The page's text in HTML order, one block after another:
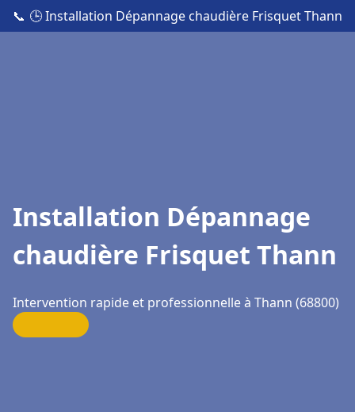
📞 🕒 Installation Dépannage chaudière Frisquet Thann
Installation Dépannage
chaudière Frisquet Thann
Intervention rapide et professionnelle à Thann (68800)